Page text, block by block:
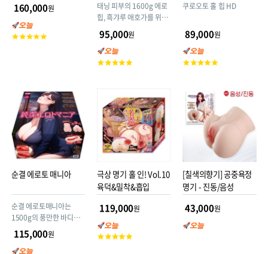
160,000원
고
태닝 피부의 1600g 에로
힙, 흑갸루 애호가를 위한
궁극의 힙이 드디어 완성!
6개로 나뉜 내부 구조가
안쪽으로 갈수록 좁아지
며, 랜덤한 주름이 끈적하
95,000원
고
쿠로오토 홀 힙 HD
89,000원
고
점
순결 에로토 매니아
순결 에로토매니아는
1500g의 풍만한 바디에
‘좁고 단일 구조의 1개
홀’을 탑재한 대형 홀 제품
입니다. 일반적으로 이 크
115,000원
극상 명기 홀 인! Vol.10
육덕&밀착&흡입
119,000원
고
[칠색의향기] 공중욕정
명기 - 진동/음성
43,000원